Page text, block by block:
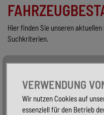
Hier finden Sie unseren
Suchkriterien.
Alle Fahrzeuge
VERWENDUNG
Wir nutzen Cookies auf
essenziell für den Betrieb